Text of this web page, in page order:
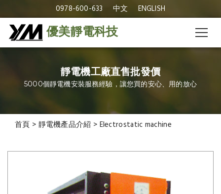
0978-600-633 中文 ENGLISH
優美靜電科技
靜電機工廠直售批發價
5000個靜電機安裝服務經驗，讓您買的安心、用的放心
首頁 > 靜電機產品介紹 > Electrostatic machine